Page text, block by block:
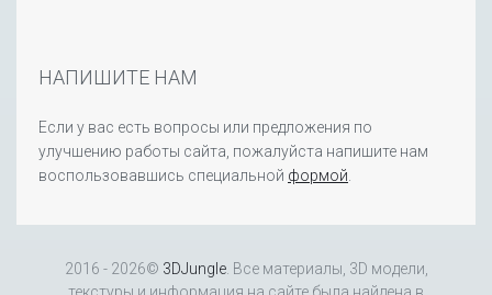
НАПИШИТЕ НАМ
Если у вас есть вопросы или предложения по
улучшению работы сайта, пожалуйста напишите нам
воспользовавшись специальной формой.
2016 - 2026© 3DJungle. Все материалы, 3D модели,